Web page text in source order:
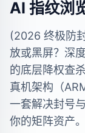
AI 指纹浏
(2026 终极防
放或黑屏？深
的底层降权查
真机架构（
一套解决封号
你的矩阵资产。